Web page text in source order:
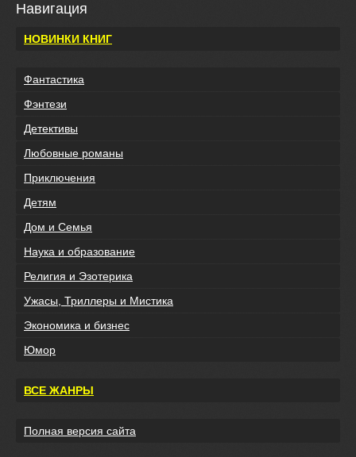
Навигация
НОВИНКИ КНИГ
Фантастика
Фэнтези
Детективы
Любовные романы
Приключения
Детям
Дом и Семья
Наука и образование
Религия и Эзотерика
Ужасы, Триллеры и Мистика
Экономика и бизнес
Юмор
ВСЕ ЖАНРЫ
Полная версия сайта